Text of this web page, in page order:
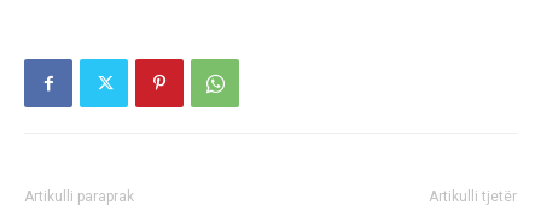
Artikulli paraprak Artikulli tjetër